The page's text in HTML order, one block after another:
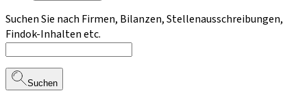
Suchen Sie nach Firmen, Bilanzen, Stellenausschreibungen,
Findok-Inhalten etc.
Suchen